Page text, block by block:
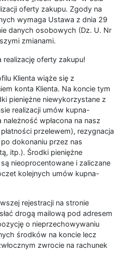
oferty zakupu. Zgody na
wymaga Ustawa z dnia 29
danych osobowych (Dz. U. Nr
zmianami.
realizację oferty zakupu!
Klienta wiąże się z
konta Klienta. Na koncie tym
pieniężne niewykorzystane z
realizacji umów kupna-
wpłacona na nasz
przelewem), rezygnacja
dokonaniu przez nas
itp.). Środki pieniężne
nieoprocentowane i zaliczane
kolejnych umów kupna-
rejestracji na stronie
drogą mailową pod adresem
o nieprzechowywaniu
środków na koncie lecz
zwrocie na rachunek